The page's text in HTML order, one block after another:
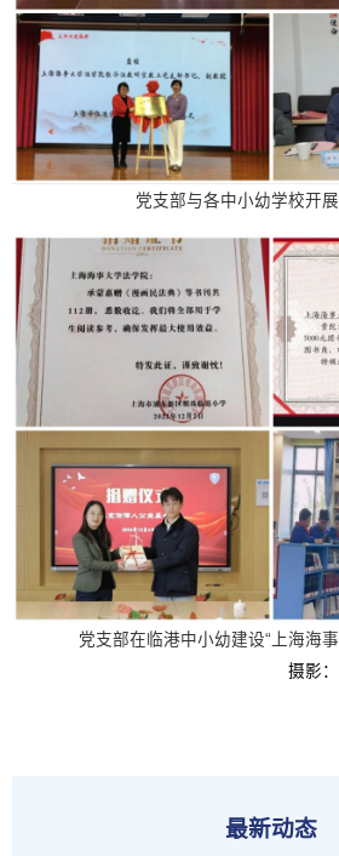
党支部与各中小幼学校开
党支部在临港中小幼建设“上海海
摄影
最新动态